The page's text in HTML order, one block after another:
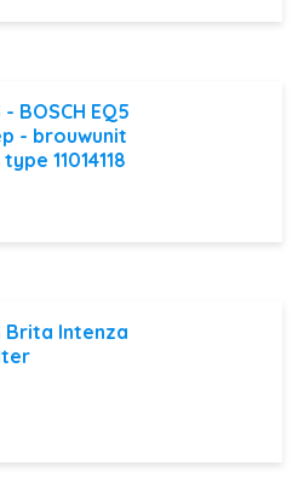
- BOSCH EQ5
- brouwunit
11014118
Brita Intenza